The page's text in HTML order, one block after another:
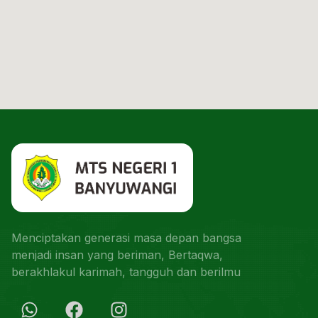
Menciptakan generasi masa depan bangsa
menjadi insan yang beriman, Bertaqwa,
berakhlakul karimah, tangguh dan berilmu